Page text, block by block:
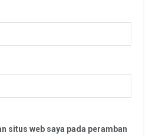
situs web saya pada peramban